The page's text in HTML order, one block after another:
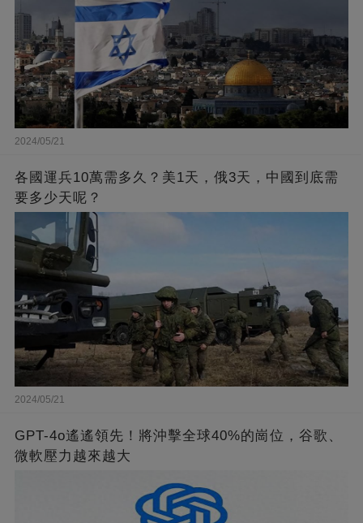
2024/05/21
各國運兵10萬需多久？美1天，俄3天，中國到底需
要多少天呢？
2024/05/21
GPT-4o遙遙領先！將沖擊全球40%的崗位，谷歌、
微軟壓力越來越大